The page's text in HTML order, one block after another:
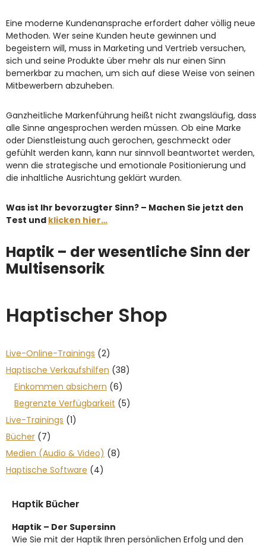
Eine moderne Kundenansprache erfordert daher völlig neue
Methoden. Wer seine Kunden heute gewinnen und
begeistern will, muss in Marketing und Vertrieb versuchen,
sich und seine Produkte über mehr als nur einen Sinn
bemerkbar zu machen, um sich auf diese Weise von seinen
Mitbewerbern abzuheben.
Ganzheitliche Markenführung heißt nicht zwangsläufig, dass
alle Sinne angesprochen werden müssen. Ob eine Marke
oder Dienstleistung auch gerochen, geschmeckt oder
gefühlt werden kann, kann nur sinnvoll beantwortet werden,
wenn die strategische und emotionale Positionierung und
die inhaltliche Ausrichtung geklärt wurden.
Was ist Ihr bevorzugter Sinn? – Machen Sie jetzt den
Test und klicken hier…
Haptik – der wesentliche Sinn der
Multisensorik
Haptischer Shop
Live-Online-Trainings (2)
Haptische Verkaufshilfen (38)
Einkommen absichern (6)
Begrenzte Verfügbarkeit (5)
Live-Trainings (1)
Bücher (7)
Medien (Audio & Video) (8)
Haptische Software (4)
Haptik Bücher
Haptik – Der Supersinn
Wie Sie mit der Haptik Ihren persönlichen Erfolg und den